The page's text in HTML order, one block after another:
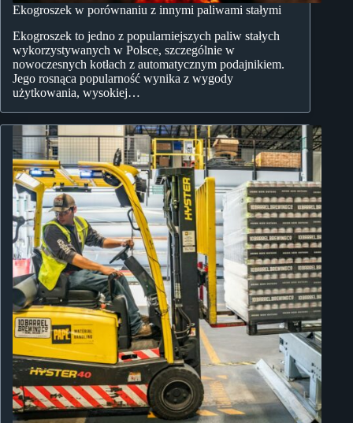
Ekogroszek w porównaniu z innymi paliwami stałymi
Ekogroszek to jedno z popularniejszych paliw stałych
wykorzystywanych w Polsce, szczególnie w
nowoczesnych kotłach z automatycznym podajnikiem.
Jego rosnąca popularność wynika z wygody
użytkowania, wysokiej…